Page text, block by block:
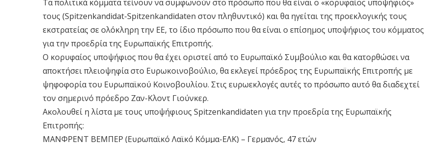
Τα πολιτικά κόμματα τείνουν να συμφωνούν στο πρόσωπο που θα είναι ο «κορυφαίος υποψήφιός»
τους (Spitzenkandidat-Spitzenkandidaten στον πληθυντικό) και θα ηγείται της προεκλογικής τους
εκστρατείας σε ολόκληρη την ΕΕ, το ίδιο πρόσωπο που θα είναι ο επίσημος υποψήφιος του κόμματος
για την προεδρία της Ευρωπαϊκής Επιτροπής.
Ο κορυφαίος υποψήφιος που θα έχει οριστεί από το Ευρωπαϊκό Συμβούλιο και θα κατορθώσει να
αποκτήσει πλειοψηφία στο Ευρωκοινοβούλιο, θα εκλεγεί πρόεδρος της Ευρωπαϊκής Επιτροπής με
ψηφοφορία του Ευρωπαϊκού Κοινοβουλίου. Στις ευρωεκλογές αυτές το πρόσωπο αυτό θα διαδεχτεί
τον σημερινό πρόεδρο Ζαν-Κλοντ Γιούνκερ.
Ακολουθεί η λίστα με τους υποψήφιους Spitzenkandidaten για την προεδρία της Ευρωπαϊκής
Επιτροπής:
ΜΑΝΦΡΕΝΤ ΒΕΜΠΕΡ (Ευρωπαϊκό Λαϊκό Κόμμα-ΕΛΚ) – Γερμανός, 47 ετών